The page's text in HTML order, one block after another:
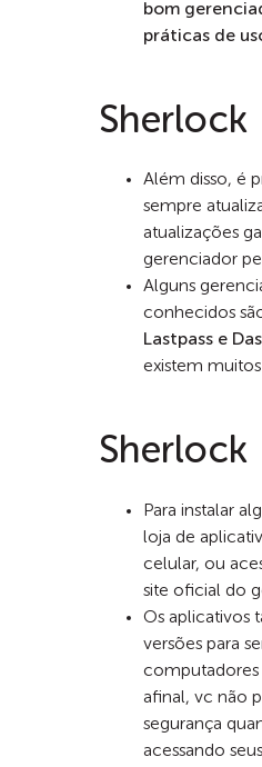
bom
práticas de
Sherlock
Além disso, é
sempre
atualizações
gerenciador
Alguns
conhecidos
Lastpass e
existem
Sherlock
Para instalar
loja de
celular, ou
site oficial do
Os aplicativos
versões para
computadores
afinal, vc não
segurança
acessando